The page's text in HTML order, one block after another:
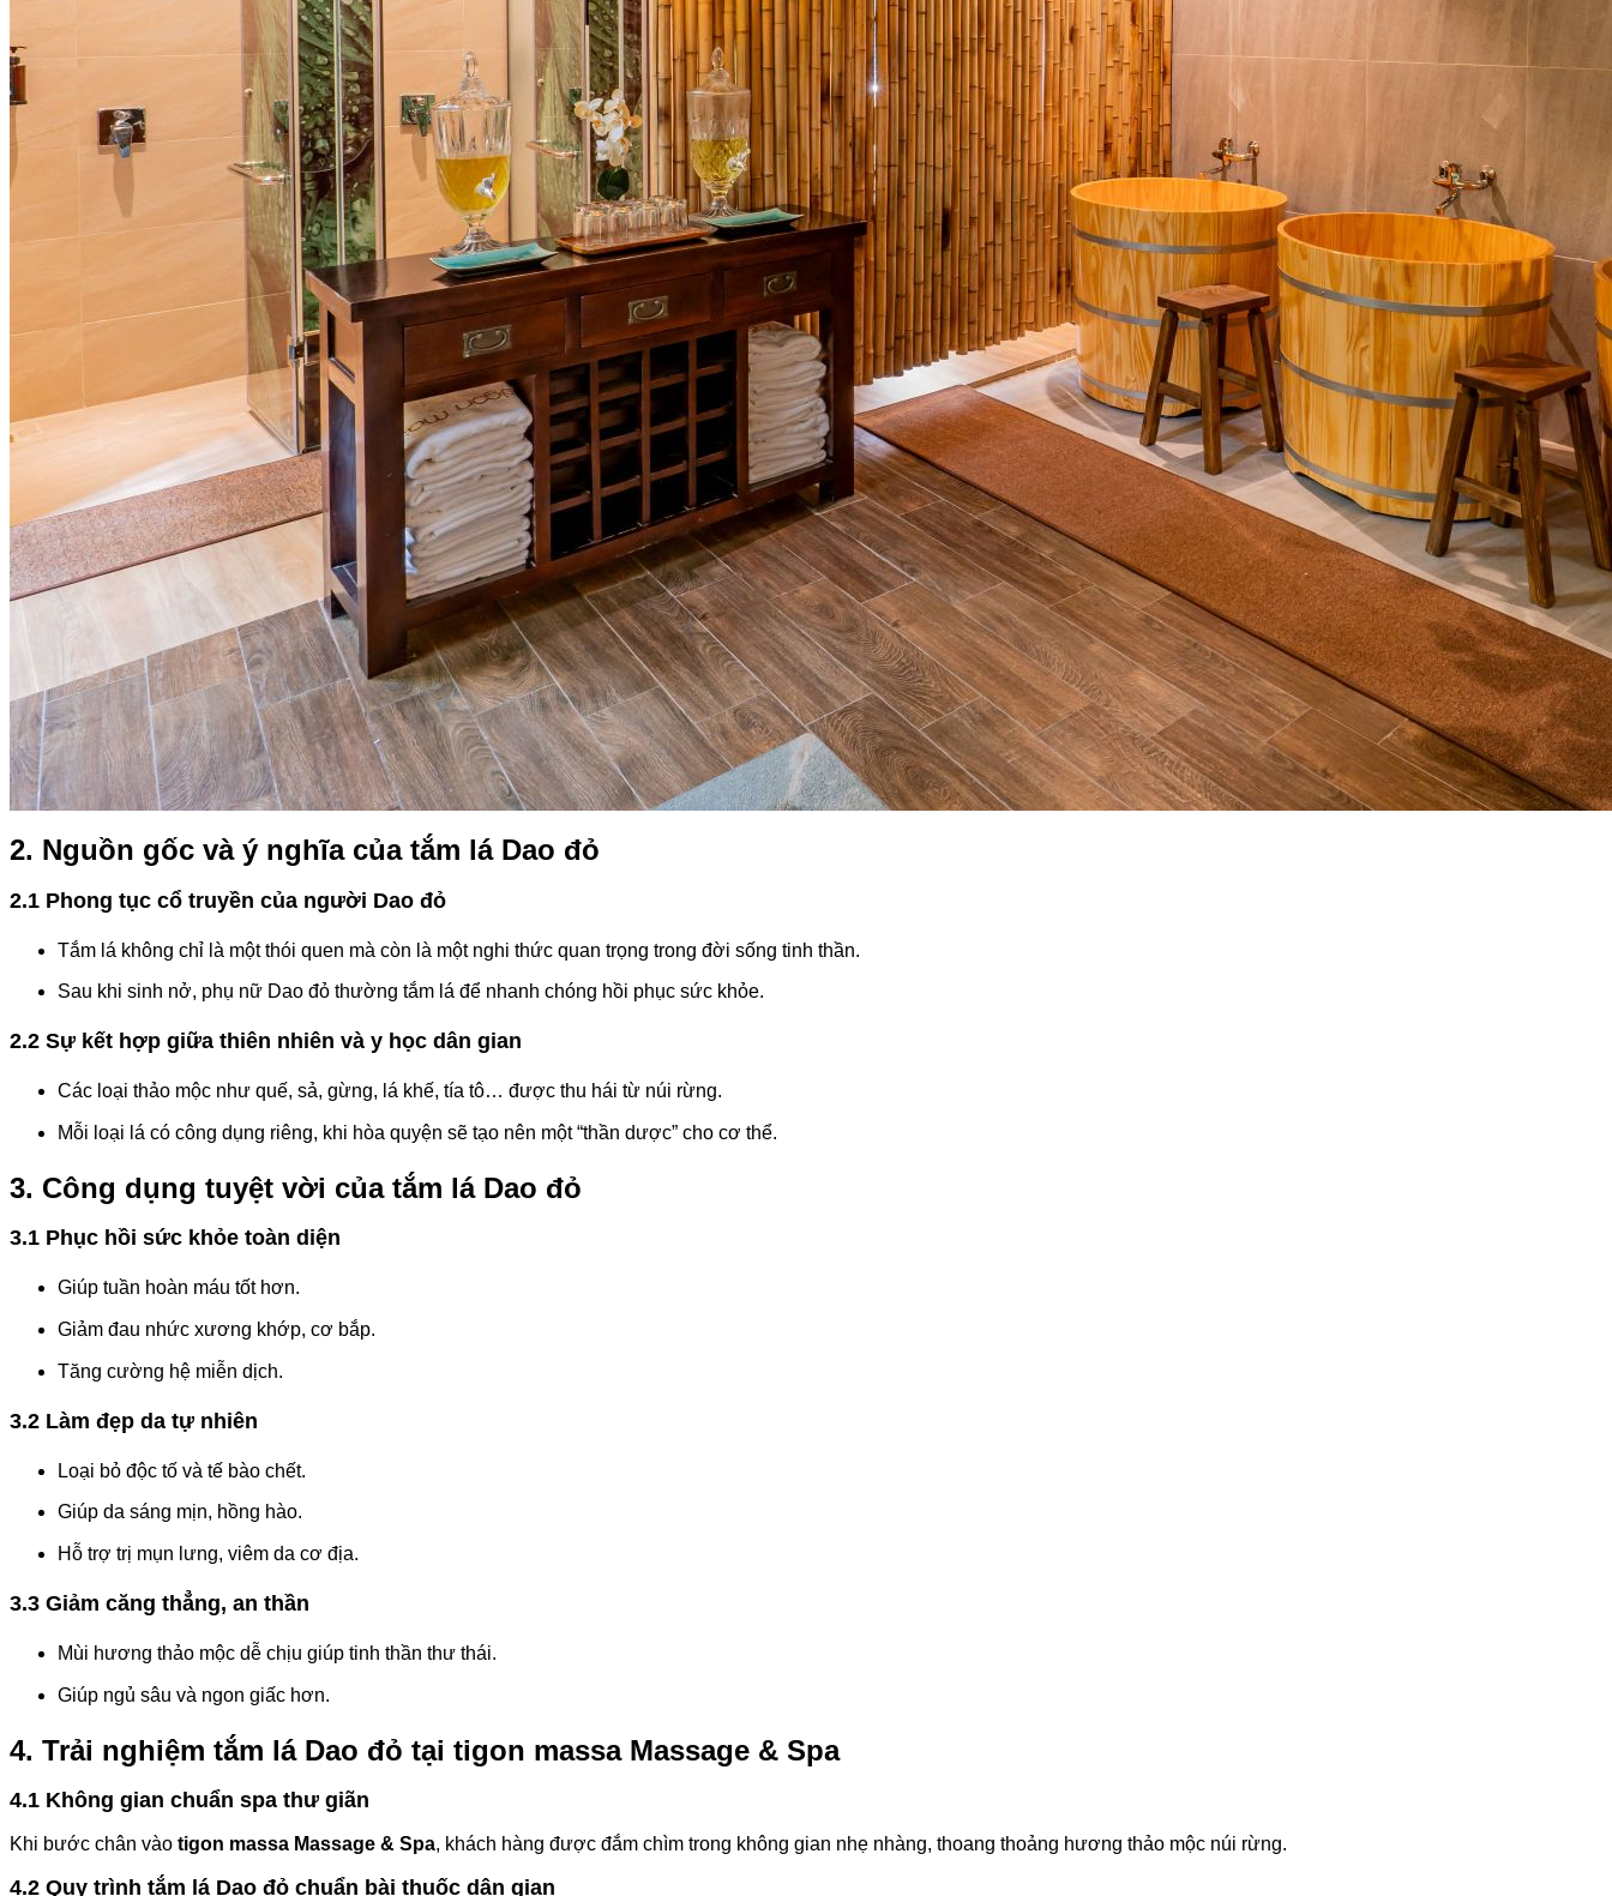
2. Nguồn gốc và ý nghĩa của tắm lá Dao đỏ
2.1 Phong tục cổ truyền của người Dao đỏ
Tắm lá không chỉ là một thói quen mà còn là một nghi thức quan trọng trong đời sống tinh thần.
Sau khi sinh nở, phụ nữ Dao đỏ thường tắm lá để nhanh chóng hồi phục sức khỏe.
2.2 Sự kết hợp giữa thiên nhiên và y học dân gian
Các loại thảo mộc như quế, sả, gừng, lá khế, tía tô… được thu hái từ núi rừng.
Mỗi loại lá có công dụng riêng, khi hòa quyện sẽ tạo nên một “thần dược” cho cơ thể.
3. Công dụng tuyệt vời của tắm lá Dao đỏ
3.1 Phục hồi sức khỏe toàn diện
Giúp tuần hoàn máu tốt hơn.
Giảm đau nhức xương khớp, cơ bắp.
Tăng cường hệ miễn dịch.
3.2 Làm đẹp da tự nhiên
Loại bỏ độc tố và tế bào chết.
Giúp da sáng mịn, hồng hào.
Hỗ trợ trị mụn lưng, viêm da cơ địa.
3.3 Giảm căng thẳng, an thần
Mùi hương thảo mộc dễ chịu giúp tinh thần thư thái.
Giúp ngủ sâu và ngon giấc hơn.
4. Trải nghiệm tắm lá Dao đỏ tại tigon massa Massage & Spa
4.1 Không gian chuẩn spa thư giãn
Khi bước chân vào tigon massa Massage & Spa, khách hàng được đắm chìm trong không gian nhẹ nhàng, thoang thoảng hương thảo mộc núi rừng.
4.2 Quy trình tắm lá Dao đỏ chuẩn bài thuốc dân gian